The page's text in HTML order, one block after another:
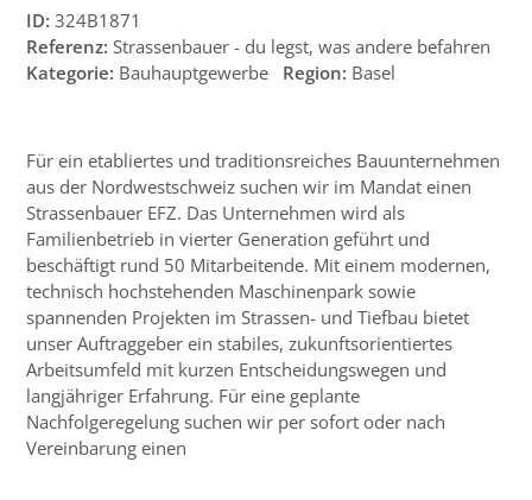
ID: 324B1871
Referenz: Strassenbauer - du legst, was andere befahren
Kategorie: Bauhauptgewerbe Region: Basel
Für ein etabliertes und traditionsreiches Bauunternehmen
aus der Nordwestschweiz suchen wir im Mandat einen
Strassenbauer EFZ. Das Unternehmen wird als
Familienbetrieb in vierter Generation geführt und
beschäftigt rund 50 Mitarbeitende. Mit einem modernen,
technisch hochstehenden Maschinenpark sowie
spannenden Projekten im Strassen- und Tiefbau bietet
unser Auftraggeber ein stabiles, zukunftsorientiertes
Arbeitsumfeld mit kurzen Entscheidungswegen und
langjähriger Erfahrung. Für eine geplante
Nachfolgeregelung suchen wir per sofort oder nach
Vereinbarung einen